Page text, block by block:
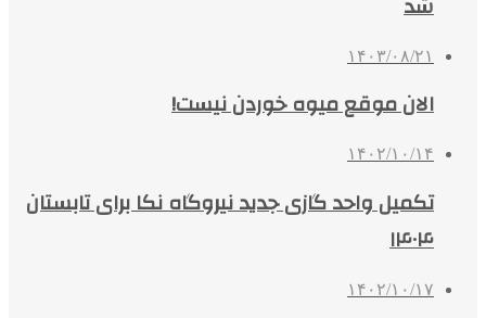
۱۴۰۳/۰۸/۲۱
الان موقع میوه خوردن نیست!
۱۴۰۲/۱۰/۱۴
تکمیل واحد گازی جدید نیروگاه نکا برای تابستان
۱۴۰۴
۱۴۰۲/۱۰/۱۷